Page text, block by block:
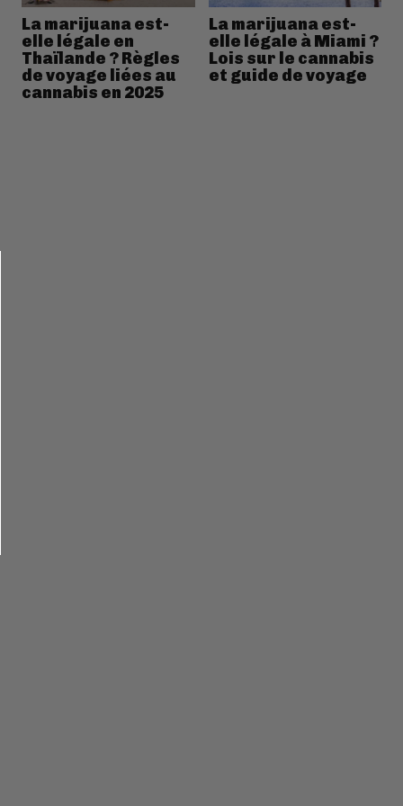
La marijuana est-
elle légale en
Thaïlande ? Règles
de voyage liées au
cannabis en 2025
La marijuana est-
elle légale à Miami ?
Lois sur le cannabis
et guide de voyage